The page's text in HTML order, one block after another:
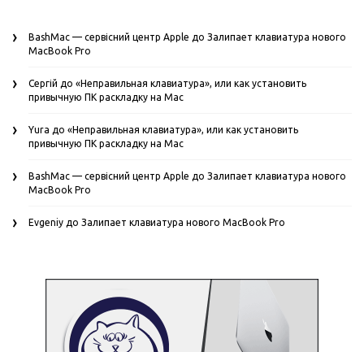
BashMac — сервісний центр Apple до Залипает клавиатура нового
MacBook Pro
Сергій до «Неправильная клавиатура», или как установить
привычную ПК раскладку на Mac
Yura до «Неправильная клавиатура», или как установить
привычную ПК раскладку на Mac
BashMac — сервісний центр Apple до Залипает клавиатура нового
MacBook Pro
Evgeniy до Залипает клавиатура нового MacBook Pro